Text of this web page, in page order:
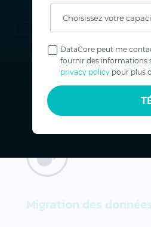
Migration des
confidentialité
DataCore peut me
fournir des informations
privacy policy pour plus